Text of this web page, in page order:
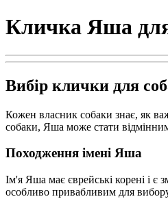
Кличка Яша
Вибір клички для
Кожен власник собаки знає, як
собаки, Яша може стати
Походження імені Яша
Ім'я Яша має єврейські корені і
особливо привабливим для